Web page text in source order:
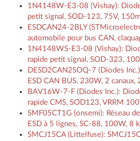
1N4148W-E3-08 (Vishay):
petit signal, SOD-123, 75V,
ESDCAN24-2BLY
automobile pour bus CAN,
1N4148WS-E3-08 (Vishay):
rapide petit signal, SOD-323,
DESD2CAN2SOQ-7 (Diodes
ESD CAN BUS, 230W, 2 canaux,
BAV16W-7-F (Diodes Inc.):
rapide CMS, SOD123, VRRM
SMF05CT1G (onsemi): Réseau
ESD à 5 lignes, SC-88, 100W, 8
SMCJ15CA (Littelfuse):